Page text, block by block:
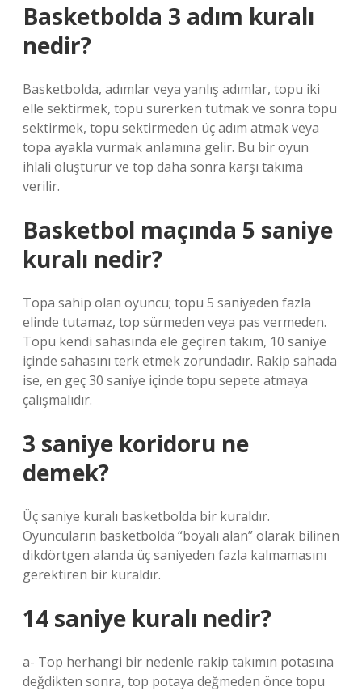
Basketbolda 3 adım kuralı
nedir?
Basketbolda, adımlar veya yanlış adımlar, topu iki
elle sektirmek, topu sürerken tutmak ve sonra topu
sektirmek, topu sektirmeden üç adım atmak veya
topa ayakla vurmak anlamına gelir. Bu bir oyun
ihlali oluşturur ve top daha sonra karşı takıma
verilir.
Basketbol maçında 5 saniye
kuralı nedir?
Topa sahip olan oyuncu; topu 5 saniyeden fazla
elinde tutamaz, top sürmeden veya pas vermeden.
Topu kendi sahasında ele geçiren takım, 10 saniye
içinde sahasını terk etmek zorundadır. Rakip sahada
ise, en geç 30 saniye içinde topu sepete atmaya
çalışmalıdır.
3 saniye koridoru ne
demek?
Üç saniye kuralı basketbolda bir kuraldır.
Oyuncuların basketbolda “boyalı alan” olarak bilinen
dikdörtgen alanda üç saniyeden fazla kalmamasını
gerektiren bir kuraldır.
14 saniye kuralı nedir?
a- Top herhangi bir nedenle rakip takımın potasına
değdikten sonra, top potaya değmeden önce topu